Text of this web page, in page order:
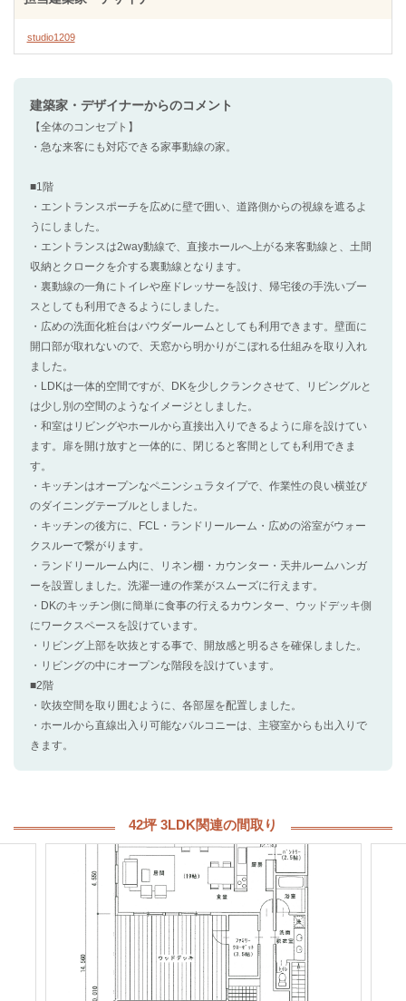
studio1209
建築家・デザイナーからのコメント
【全体のコンセプト】
・急な来客にも対応できる家事動線の家。
■1階
・エントランスポーチを広めに壁で囲い、道路側からの視線を遮るよ
うにしました。
・エントランスは2way動線で、直接ホールへ上がる来客動線と、土間
収納とクロークを介する裏動線となります。
・裏動線の一角にトイレや座ドレッサーを設け、帰宅後の手洗いブー
スとしても利用できるようにしました。
・広めの洗面化粧台はパウダールームとしても利用できます。壁面に
開口部が取れないので、天窓から明かりがこぼれる仕組みを取り入れ
ました。
・LDKは一体的空間ですが、DKを少しクランクさせて、リビングルと
は少し別の空間のようなイメージとしました。
・和室はリビングやホールから直接出入りできるように扉を設けてい
ます。扉を開け放すと一体的に、閉じると客間としても利用できま
す。
・キッチンはオープンなペニンシュラタイプで、作業性の良い横並び
のダイニングテーブルとしました。
・キッチンの後方に、FCL・ランドリールーム・広めの浴室がウォー
クスルーで繋がります。
・ランドリールーム内に、リネン棚・カウンター・天井ルームハンガ
ーを設置しました。洗濯一連の作業がスムーズに行えます。
・DKのキッチン側に簡単に食事の行えるカウンター、ウッドデッキ側
にワークスペースを設けています。
・リビング上部を吹抜とする事で、開放感と明るさを確保しました。
・リビングの中にオープンな階段を設けています。
■2階
・吹抜空間を取り囲むように、各部屋を配置しました。
・ホールから直線出入り可能なバルコニーは、主寝室からも出入りで
きます。
42坪 3LDK関連の間取り